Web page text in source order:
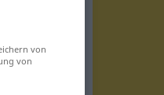
von
von